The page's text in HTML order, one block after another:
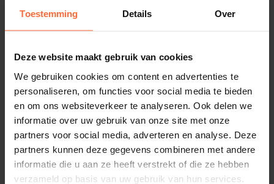
Toestemming Details Over
Deze website maakt gebruik van cookies
We gebruiken cookies om content en advertenties te
personaliseren, om functies voor social media te bieden
en om ons websiteverkeer te analyseren. Ook delen we
informatie over uw gebruik van onze site met onze
partners voor social media, adverteren en analyse. Deze
partners kunnen deze gegevens combineren met andere
informatie die u aan ze heeft verstrekt of die ze hebben
verzameld op basis van uw gebruik van hun services.
SKU
SW-03.0100
Gewicht
15 kg
Merk
Kripsol